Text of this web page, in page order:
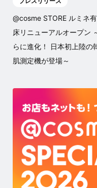
@cosme STORE ルミネ
床リニューアルオープン
らに進化！ 日本初上陸の
肌測定機が登場～